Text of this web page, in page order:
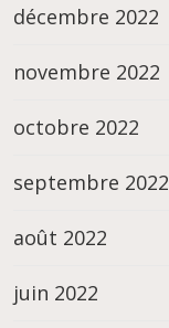
décembre 2022
novembre 2022
octobre 2022
septembre 2022
août 2022
juin 2022